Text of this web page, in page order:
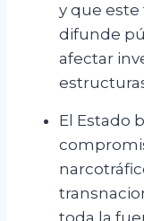
y que
difunde
afectar
El Estado